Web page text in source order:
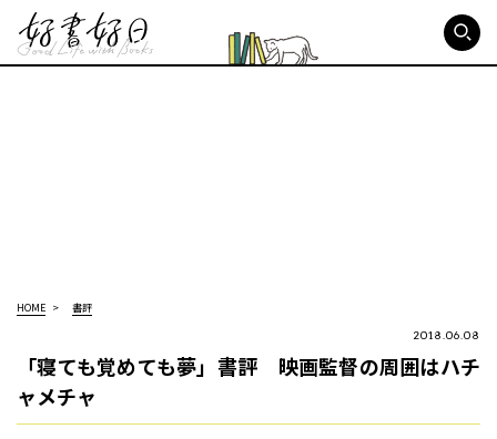
HOME 書評
2018.06.08
「寝ても覚めても夢」書評 映画監督の周囲はハチ
ャメチャ